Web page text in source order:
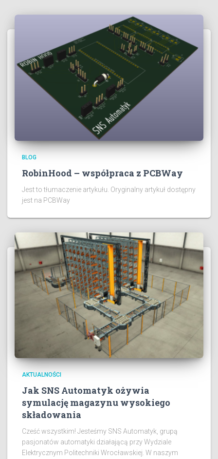
BLOG
RobinHood – współpraca z PCBWay
Jest to tłumaczenie artykułu. Oryginalny artykuł dostępny
jest na PCBWay
AKTUALNOŚCI
Jak SNS Automatyk ożywia
symulację magazynu wysokiego
składowania
Cześć wszystkim! Jesteśmy SNS Automatyk, grupą
pasjonatów automatyki działającą przy Wydziale
Elektrycznym Politechniki Wrocławskiej. W naszym